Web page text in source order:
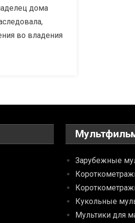
дома
во владения
Зарубежные
Кукольные
Мультики для